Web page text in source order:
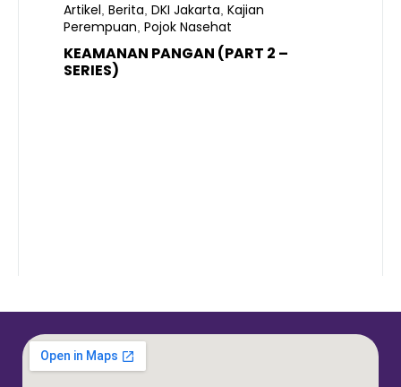
Artikel Berita DKI Jakarta Kajian
Perempuan Pojok Nasehat
KEAMANAN PANGAN (PART 2 –
SERIES)